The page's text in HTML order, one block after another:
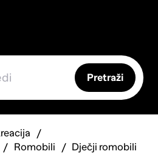
Pretraži
Romobili Dječji romobili